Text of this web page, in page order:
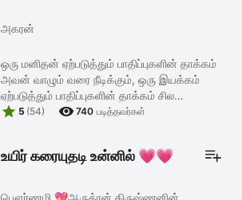
அகரன்
ஒரு மனிதன் ஏற்படுத்தும் பாதிப்புகளின் தாக்கம்
அவன் வாழும் வரை நீடிக்கும், ஒரு இயக்கம்
ஏற்படுத்தும் பாதிப்புகளின் தாக்கம் சில
நூற்றாண்டுகள் வரை நீடிக்கும். ஆனால் ஒரு
 5 (54)  740 படித்தவர்கள்
உயிர் கரையுதடி உன்னில் 💗💗
பௌர்ணமி 💖ஆருத்ரன் கிருஷ்ணனின்